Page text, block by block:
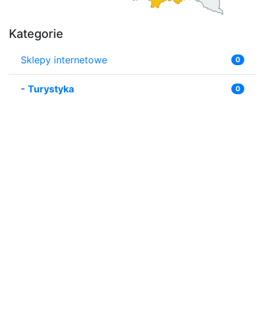
Kategorie
Sklepy internetowe 0
- Turystyka 0